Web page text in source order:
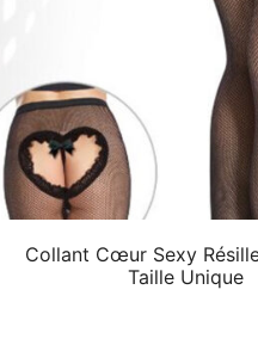
Collant Cœur Sexy
Taille Unique